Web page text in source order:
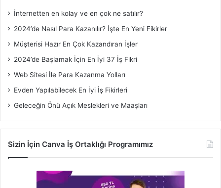
İnternetten en kolay ve en çok ne satılır?
2024’de Nasıl Para Kazanılır? İşte En Yeni Fikirler
Müşterisi Hazır En Çok Kazandıran İşler
2024’de Başlamak İçin En İyi 37 İş Fikri
Web Sitesi İle Para Kazanma Yolları
Evden Yapılabilecek En İyi İş Fikirleri
Geleceğin Önü Açık Meslekleri ve Maaşları
Sizin İçin Canva İş Ortaklığı Programımız